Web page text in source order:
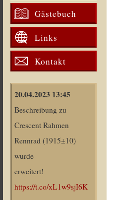
Gästebuch
Links
Kontakt
20.04.2023 13:45
Beschreibung zu
Crescent Rahmen
Rennrad (1915±10)
wurde
erweitert!
https://t.co/xL1w9sjI6K